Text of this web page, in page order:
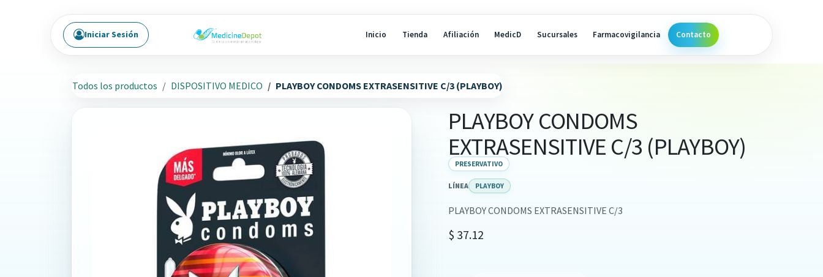
Inicio Tienda Afiliación MedicD Sucursales Farmacovigilancia Contacto
Iniciar Sesión
Todos los productos DISPOSITIVO MEDICO PLAYBOY CONDOMS EXTRASENSITIVE C/3 (PLAYBOY)
PLAYBOY CONDOMS
EXTRASENSITIVE C/3 (PLAYBOY)
PRESERVATIVO
LÍNEA PLAYBOY
PLAYBOY CONDOMS EXTRASENSITIVE C/3
$ 37.12